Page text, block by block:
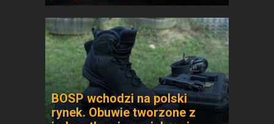
BOSP wchodzi na polski
rynek. Obuwie tworzone z